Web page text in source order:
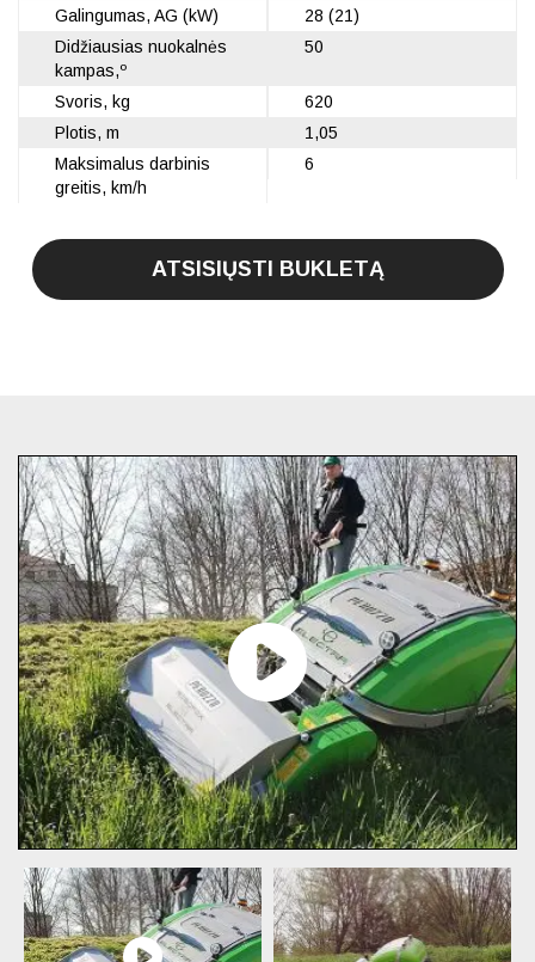
Galingumas, AG (kW)
Didžiausias nuokalnės
kampas,º
Svoris, kg
Plotis, m
Maksimalus darbinis
greitis, km/h
28 (21)
50
620
1,05
6
ATSISIŲSTI BUKLETĄ